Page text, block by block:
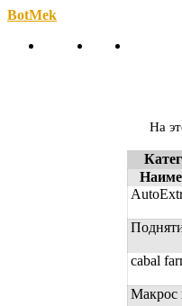
BotMek
Скачать
Обзор
На
cabal
Макрос